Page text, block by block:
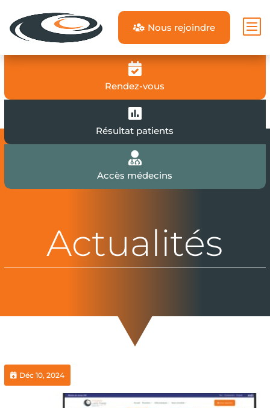
 Nous rejoindre b

Rendez-vous

Résultat patients

Accès médecins
Actualités
 Déc 10, 2024